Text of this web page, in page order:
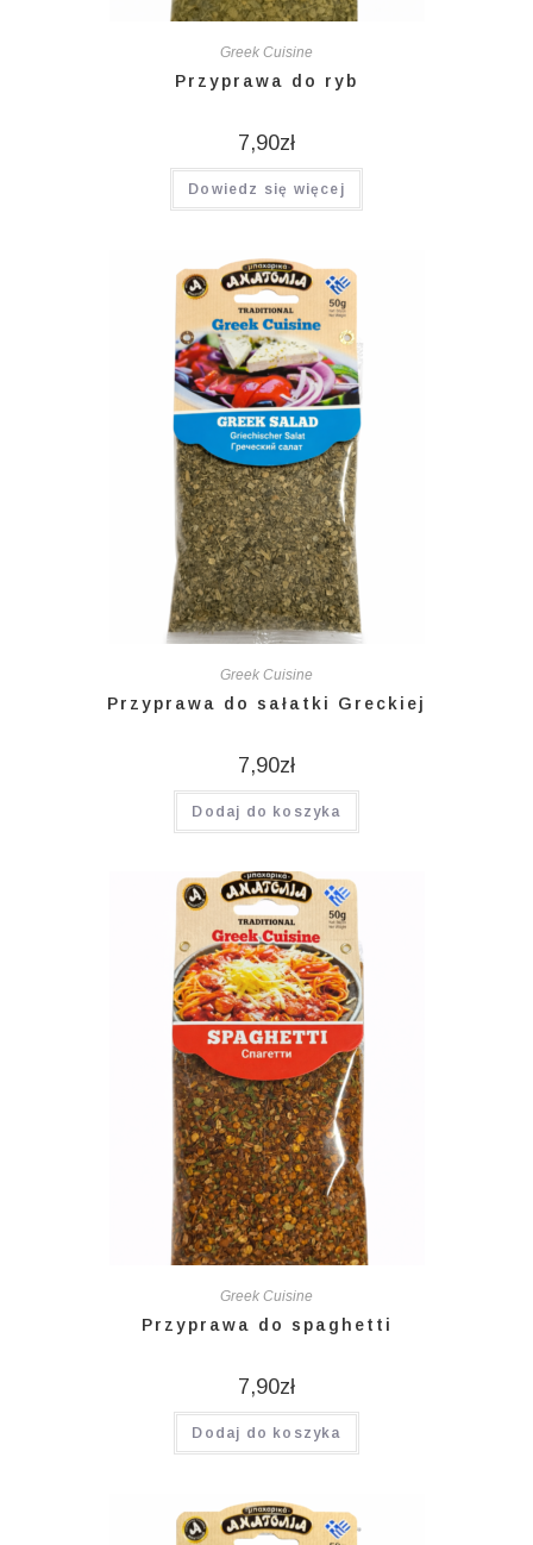
Greek Cuisine
Przyprawa do ryb
7,90zł
Dowiedz się więcej
Greek Cuisine
Przyprawa do sałatki Greckiej
7,90zł
Dodaj do koszyka
Greek Cuisine
Przyprawa do spaghetti
7,90zł
Dodaj do koszyka